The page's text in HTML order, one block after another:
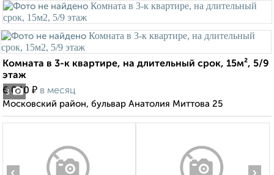
3
Комната в 3-к квартире, на длительный срок, 15м², 5/9
этаж
6 000 ₽ в месяц
Московский район, бульвар Анатолия Миттова 25